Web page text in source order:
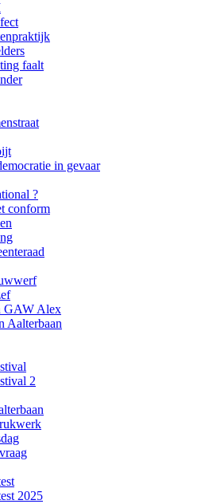
faalt
in gevaar
?
conform
GAW Alex
Aalterbaan
2
2025